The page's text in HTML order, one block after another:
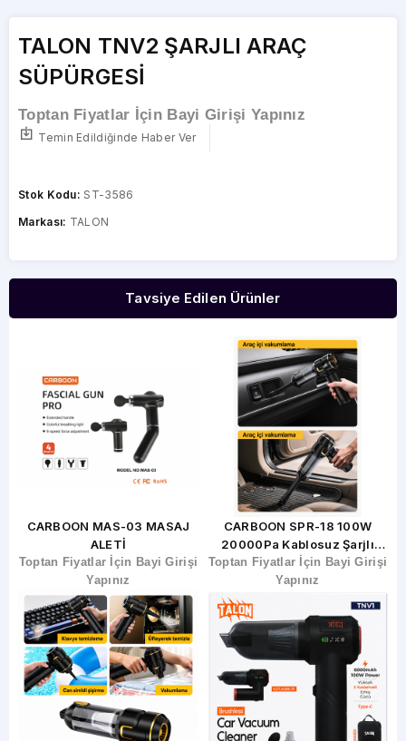
TALON TNV2 ŞARJLI ARAÇ
SÜPÜRGESİ
Toptan Fiyatlar İçin Bayi Girişi Yapınız
Temin Edildiğinde Haber Ver
Stok Kodu: ST-3586
Markası: TALON
Tavsiye Edilen Ürünler
CARBOON SPR-18 100W
20000Pa Kablosuz Şarjlı
Araç Süpürgesi Ve Hava
Üfleme
Toptan Fiyatlar İçin Bayi Girişi
Yapınız
Carboon CAR-77 12000mAh
Araç Takviye Ve Hava
Kompresörü 45W Type-C
Toptan Fiyatlar İçin Bayi Girişi
Yapınız